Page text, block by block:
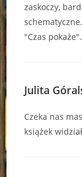
zaskoczy,
"Czas pokaże".
Julita
Czeka nas
książek